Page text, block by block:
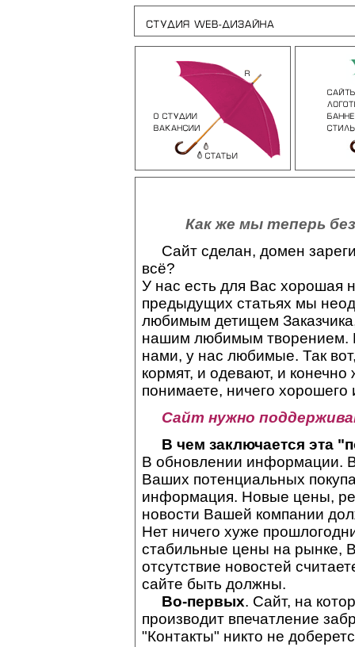
Как же мы теперь
Сайт сделан, домен
всё?
У нас есть для Вас хорошая
предыдущих статьях мы
любимым детищем
нашим любимым творением.
нами, у нас любимые. Так
кормят, и одевают, и
понимаете, ничего хорошего
Сайт нужно
В чем заключается эта
В обновлении информации.
Ваших потенциальных
информация. Новые цены,
новости Вашей компании
Нет ничего хуже
стабильные цены на рынке,
отсутствие новостей
сайте быть должны.
Во-первых. Сайт, на
производит впечатление
"Контакты" никто не